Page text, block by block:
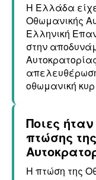
Η Ελλάδα
Οθωμανικής
Ελληνική
στην
οθωμανική
Ποιες
πτώσης
Η πτώση της